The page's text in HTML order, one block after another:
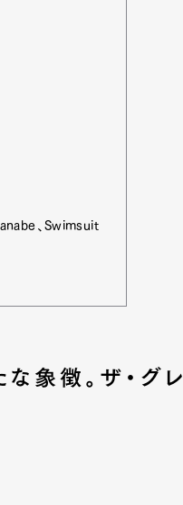
Culture
、Swimsuit
象徴。ザ・グレ